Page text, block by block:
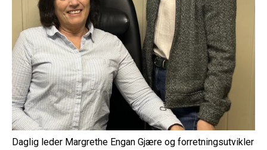
Daglig leder Margrethe Engan Gjære og forretningsutvikler